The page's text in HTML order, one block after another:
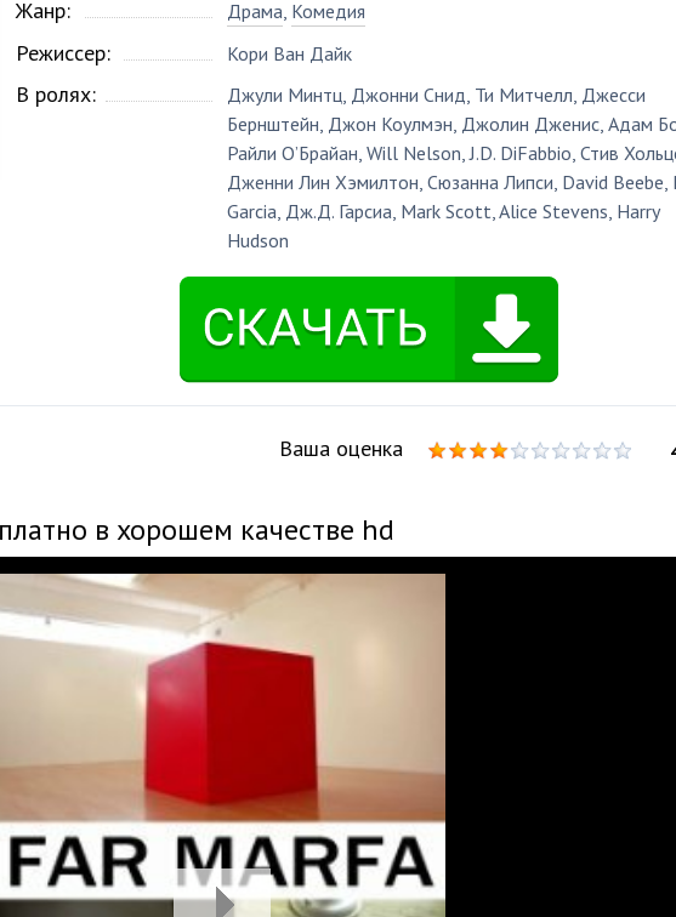
Жанр: Драма, Комедия
Режиссер: Кори Ван Дайк
В ролях: Джули Минтц, Джонни Снид, Ти Митчелл, Джесси
Бернштейн, Джон Коулмэн, Джолин Дженис, Адам
Райли О’Брайан, Will Nelson,J.D. DiFabbio, Стив
Дженни Лин Хэмилтон, Сюзанна Липси, David Beebe,
Garcia, Дж.Д. Гарсиа, Mark Scott,Alice Stevens, Harry
Hudson
Ваша оценка
в хорошем качестве hd